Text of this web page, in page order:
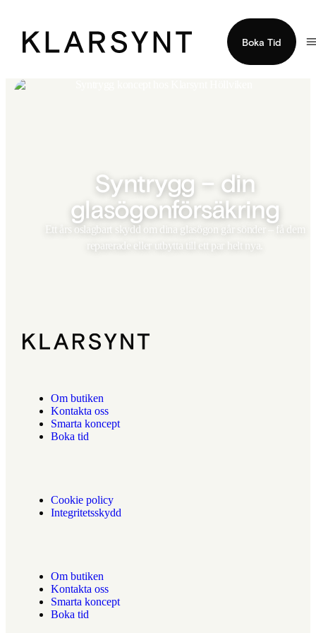
Boka Tid
Syntrygg – din
glasögonförsäkring
Ett års oslagbart skydd om dina glasögon går sönder – få dem
reparerade eller utbytta till ett par helt nya.
Om butiken
Kontakta oss
Smarta koncept
Boka tid
Cookie policy
Integritetsskydd
Om butiken
Kontakta oss
Smarta koncept
Boka tid